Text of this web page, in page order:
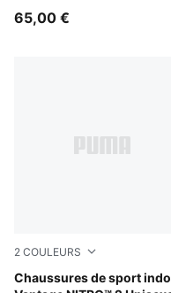
65,00 €
2 COULEURS
Chaussures de sport
Aqua Glow-PUMA